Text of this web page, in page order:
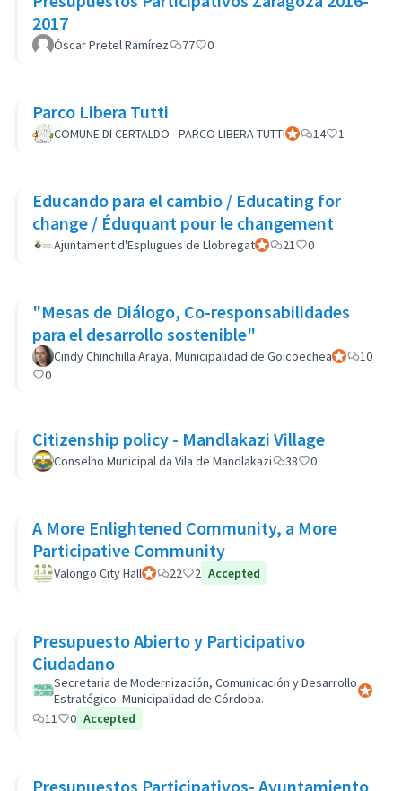
2017
Óscar Pretel Ramírez 77 0
Parco Libera Tutti
COMUNE DI CERTALDO - PARCO LIBERA TUTTIParticipant officiel
14 1
Educando para el cambio / Educating for
change / Éduquant pour le changement
Ajuntament d'Esplugues de LlobregatParticipant officiel
21 0
"Mesas de Diálogo, Co-responsabilidades
para el desarrollo sostenible"
Cindy Chinchilla Araya, Municipalidad de GoicoecheaParticipant
10
0
Citizenship policy - Mandlakazi Village
Conselho Municipal da Vila de Mandlakazi 38 0
A More Enlightened Community, a More
Participative Community
Valongo City HallParticipant officiel
22 2 Accepted
Presupuesto Abierto y Participativo
Ciudadano
Secretaria de Modernización, Comunicación y Desarrollo
Estratégico. Municipalidad de Córdoba.
11
0 Accepted
Presupuestos Participativos- Ayuntamiento